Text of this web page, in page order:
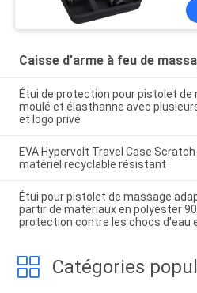
Caisse d'arme à feu de
Étui de protection pour pistolet de
moulé et élasthanne avec
et logo privé
EVA Hypervolt Travel Case
matériel recyclable résistant
Étui pour pistolet de massage
partir de matériaux en polyester
protection contre les chocs d'eau
Catégories